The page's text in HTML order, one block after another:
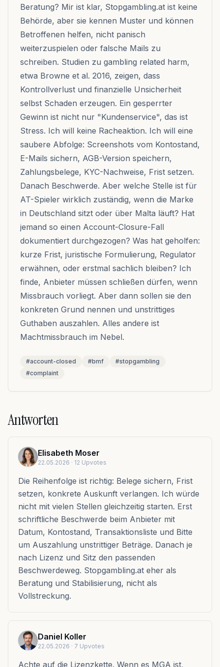
Beratung? Mir ist klar, Stopgambling.at ist keine
Behörde, aber sie kennen Muster und können
Betroffenen helfen, nicht panisch
weiterzuspielen oder falsche Mails zu
schreiben. Studien zu gambling related harm,
etwa Browne et al. 2016, zeigen, dass
Kontrollverlust und finanzielle Unsicherheit
selbst Schaden erzeugen. Ein gesperrter
Gewinn ist nicht nur "Kundenservice", das ist
Stress. Ich will keine Racheaktion. Ich will eine
saubere Abfolge: Screenshots vom Kontostand,
E-Mails sichern, AGB-Version speichern,
Zahlungsbelege, KYC-Nachweise, Frist setzen.
Danach Beschwerde. Aber welche Stelle ist für
AT-Spieler wirklich zuständig, wenn die Marke
in Deutschland sitzt oder über Malta läuft? Hat
jemand so einen Account-Closure-Fall
dokumentiert durchgezogen? Was hat geholfen:
kurze Frist, juristische Formulierung, Regulator
erwähnen, oder erstmal sachlich bleiben? Ich
finde, Anbieter müssen schließen dürfen, wenn
Missbrauch vorliegt. Aber dann sollen sie den
konkreten Grund nennen und unstrittiges
Guthaben auszahlen. Alles andere ist
Machtmissbrauch im Nebel.
#account-closed #bmf
#stopgambling
#complaint
Antworten
Elisabeth Moser
22.05.2026 · 12 Upvotes
Die Reihenfolge ist richtig: Belege sichern, Frist
setzen, konkrete Auskunft verlangen. Ich würde
nicht mit vielen Stellen gleichzeitig starten. Erst
schriftliche Beschwerde beim Anbieter mit
Datum, Kontostand, Transaktionsliste und Bitte
um Auszahlung unstrittiger Beträge. Danach je
nach Lizenz und Sitz den passenden
Beschwerdeweg. Stopgambling.at eher als
Beratung und Stabilisierung, nicht als
Vollstreckung.
Daniel Koller
22.05.2026 · 7 Upvotes
Achte auf die Lizenzkette. Wenn es MGA ist,